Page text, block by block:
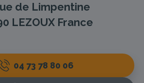
de Limpentine
LEZOUX France
04 73 78 80 06